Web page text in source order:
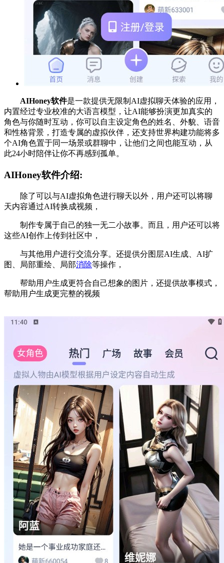
AIHoney软件是一款提供无限制AI虚拟聊天体验的应用，
内置经过专业校准的大语言模型，让AI能够扮演更加真实的
角色与你随时互动，你可以自主设定角色的姓名、外貌、语音
和性格背景，打造专属的虚拟伙伴，还支持世界构建功能将多
个AI角色置于同一场景或群聊中，让他们之间也能互动，从
此24小时陪伴让你不再感到孤单。
AIHoney软件介绍:
除了可以与AI虚拟角色进行聊天以外，用户还可以将聊
天内容通过AI转换成视频，
制作专属于自己的独一无二小故事。而且，用户还可以将
这些AI创作上传到社区中，
与其他用户进行交流分享。还提供分图层AI生成、AI扩
图、局部重绘、局部消除等操作，
帮助用户生成更符合自己想象的图片，还提供故事模式，
帮助用户生成更完整的视频